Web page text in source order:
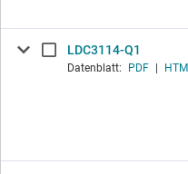
LDC3114-Q1
Datenblatt: PDF